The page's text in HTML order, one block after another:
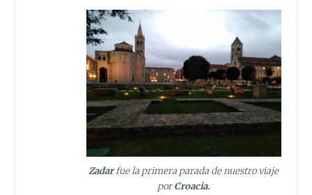
Zadarfue la primera parada de nuestro viaje
porCroacia.